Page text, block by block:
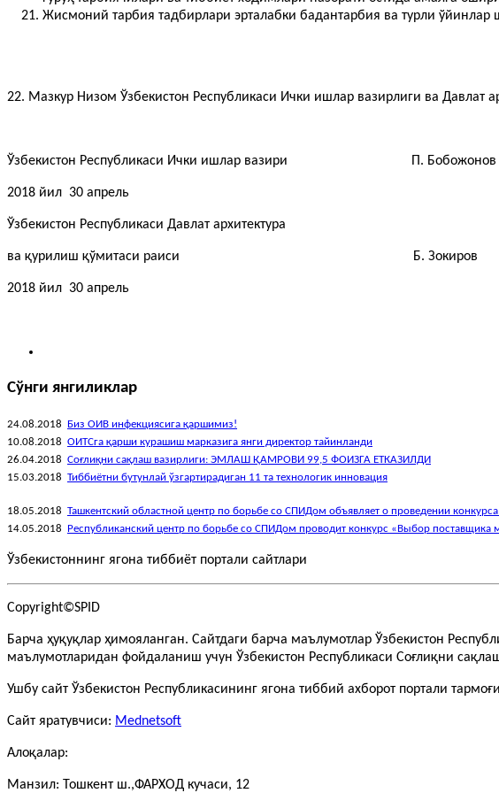
Жисмоний тарбия тадбирлари эрталабки бадантарбия ва турли
22. Мазкур Низом Ўзбекистон Республикаси Ички ишлар вазирлиги ва Давлат
Ўзбекистон Республикаси Ички ишлар вазири П. Бобожонов
2018 йил 30 апрель
Ўзбекистон Республикаси Давлат архитектура
ва қурилиш қўмитаси раиси Б. Зокиров
2018 йил 30 апрель
Сўнги янгиликлар
24.08.2018 Биз ОИВ инфекциясига қаршимиз!
10.08.2018 ОИТСга қарши курашиш марказига янги директор тайинланди
26.04.2018 Соғлиқни сақлаш вазирлиги: ЭМЛАШ ҚАМРОВИ 99,5 ФОИЗГА ЕТКАЗИЛДИ
15.03.2018 Тиббиётни бутунлай ўзгартирадиган 11 та технологик инновация
18.05.2018 Ташкентский областной центр по борьбе со СПИДом объявляет о проведении
14.05.2018
Республиканский центр по борьбе со СПИДом проводит конкурс «Выбор поставщика
Ўзбекистоннинг ягона тиббиёт портали сайтлари
Copyright©SPID
Барча ҳуқуқлар ҳимояланган. Сайтдаги барча маълумотлар Ўзбекистон
маълумотларидан фойдаланиш учун Ўзбекистон Республикаси Соғлиқни
Ушбу сайт Ўзбекистон Республикасининг ягона тиббий ахборот портали
Сайт яратувчиси: Mednetsoft
Алоқалар:
Манзил: Тошкент ш.,ФАРХОД кучаси, 12